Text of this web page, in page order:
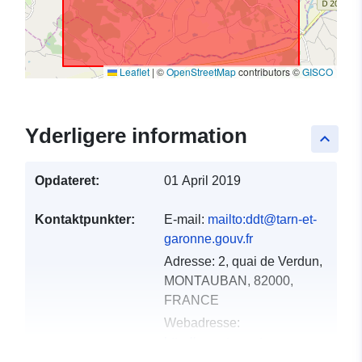
Leaflet|©OpenStreetMapcontributors ©GISCO
keyboard_arrow_up
Yderligere information
Opdateret: 01 April 2019
Kontaktpunkter: E-mail: mailto:ddt@tarn-et-
garonne.gouv.fr
Adresse: 2, quai de Verdun,
MONTAUBAN, 82000,
FRANCE
Webadresse: